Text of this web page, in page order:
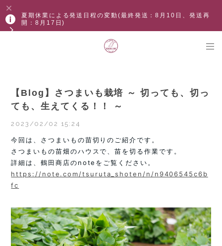
夏期休業による発送日程の変動(最終発送：8月10日、発送再
開：8月17日)
【Blog】さつまいも栽培 ～ 切っても、切っ
ても、生えてくる！！ ～
2023/02/02 15:24
今回は、さつまいもの苗切りのご紹介です。
さつまいもの苗畑のハウスで、苗を切る作業です。
詳細は、鶴田商店のnoteをご覧ください。
https://note.com/tsuruta_shoten/n/n9406545c6b
fc